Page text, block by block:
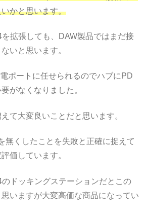
かと思います。
拡張しても、DAW製品ではまだ接
いと思います。
ポートに任せられるのでハブにPD
がなくなりました。
て大変良いことだと思います。
無くしたことを失敗と正確に捉えて
価しています。
ドッキングステーションだとこの
いますが大変高価な商品になってい